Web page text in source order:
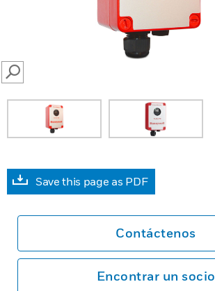
SEARCH
Save this page as PDF
Contáctenos
Encontrar un socio